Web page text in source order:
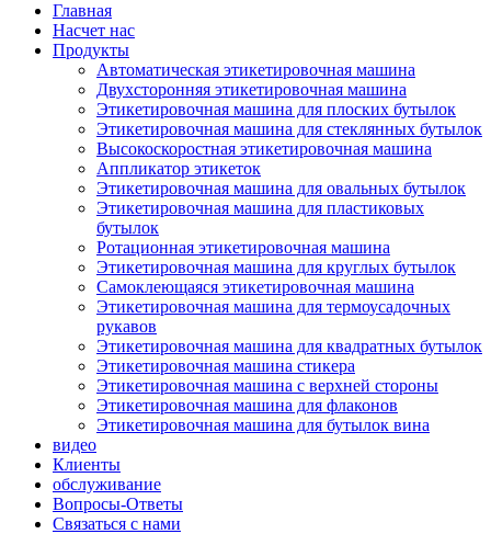
Главная
Насчет нас
Продукты
Автоматическая этикетировочная машина
Двухсторонняя этикетировочная машина
Этикетировочная машина для плоских бутылок
Этикетировочная машина для стеклянных бутылок
Высокоскоростная этикетировочная машина
Аппликатор этикеток
Этикетировочная машина для овальных бутылок
Этикетировочная машина для пластиковых
бутылок
Ротационная этикетировочная машина
Этикетировочная машина для круглых бутылок
Самоклеющаяся этикетировочная машина
Этикетировочная машина для термоусадочных
рукавов
Этикетировочная машина для квадратных бутылок
Этикетировочная машина стикера
Этикетировочная машина с верхней стороны
Этикетировочная машина для флаконов
Этикетировочная машина для бутылок вина
видео
Клиенты
обслуживание
Вопросы-Ответы
Связаться с нами